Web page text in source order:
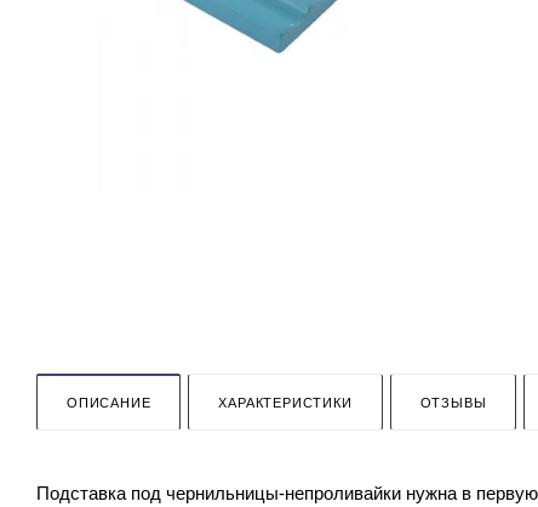
ОПИСАНИЕ ХАРАКТЕРИСТИКИ ОТЗЫВЫ
Подставка под чернильницы-непроливайки нужна в